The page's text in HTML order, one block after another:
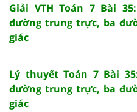
Giải VTH Toán 7 Bài
đường trung trực, ba
giác
Lý thuyết Toán 7 Bài
đường trung trực, ba
giác